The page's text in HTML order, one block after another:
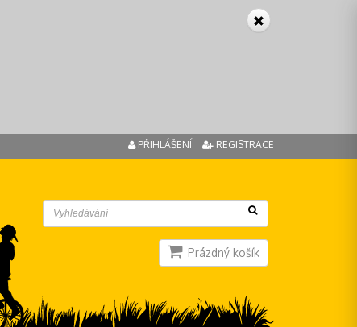
PŘIHLÁŠENÍ REGISTRACE
Prázdný košík